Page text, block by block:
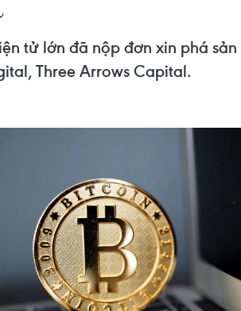
tử lớn đã nộp đơn xin phá
Three Arrows Capital.